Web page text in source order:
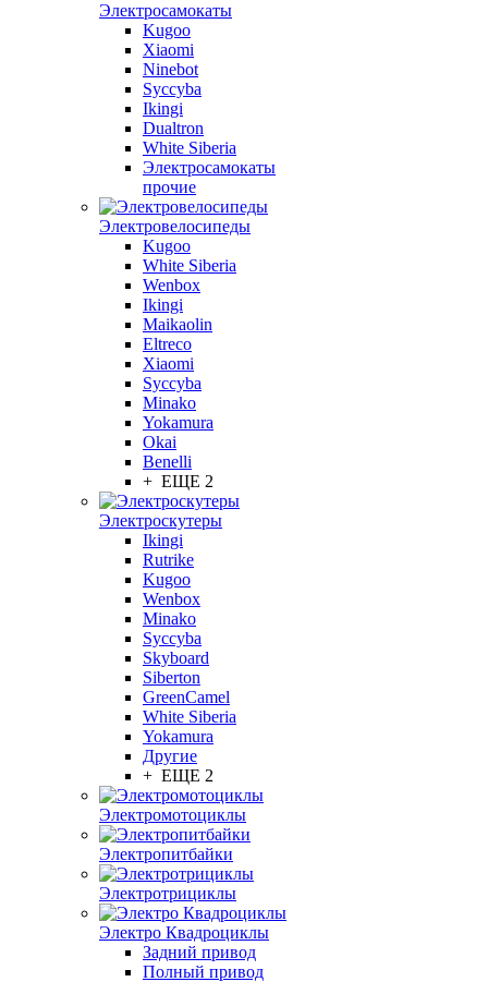
Электросамокаты
Kugoo
Xiaomi
Ninebot
Syccyba
Ikingi
Dualtron
White Siberia
Электросамокаты
прочие
Электровелосипеды
Kugoo
White Siberia
Wenbox
Ikingi
Maikaolin
Eltreco
Xiaomi
Syccyba
Minako
Yokamura
Okai
Benelli
+ ЕЩЕ 2
Электроскутеры
Ikingi
Rutrike
Kugoo
Wenbox
Minako
Syccyba
Skyboard
Siberton
GreenCamel
White Siberia
Yokamura
Другие
+ ЕЩЕ 2
Электромотоциклы
Электропитбайки
Электротрициклы
Электро Квадроциклы
Задний привод
Полный привод